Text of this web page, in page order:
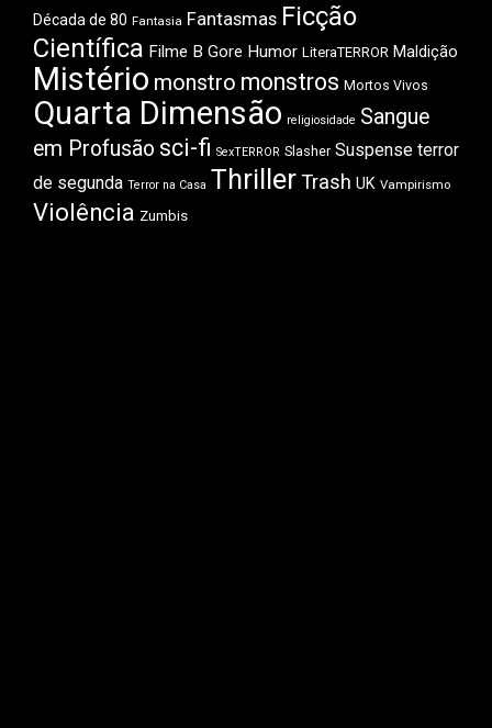
Década de 80 Fantasia Fantasmas Ficção
Científica Filme B Gore Humor LiteraTERROR Maldição
Mistério monstro monstros Mortos Vivos
Quarta Dimensão religiosidade Sangue
em Profusão sci-fi SexTERROR Slasher Suspense terror
de segunda Terror na Casa ThrillerTrash UK Vampirismo
Violência Zumbis